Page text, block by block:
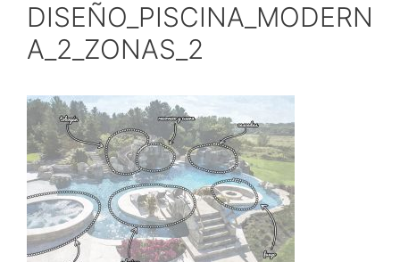
DISEÑO_PISCINA_MODERN
A_2_ZONAS_2